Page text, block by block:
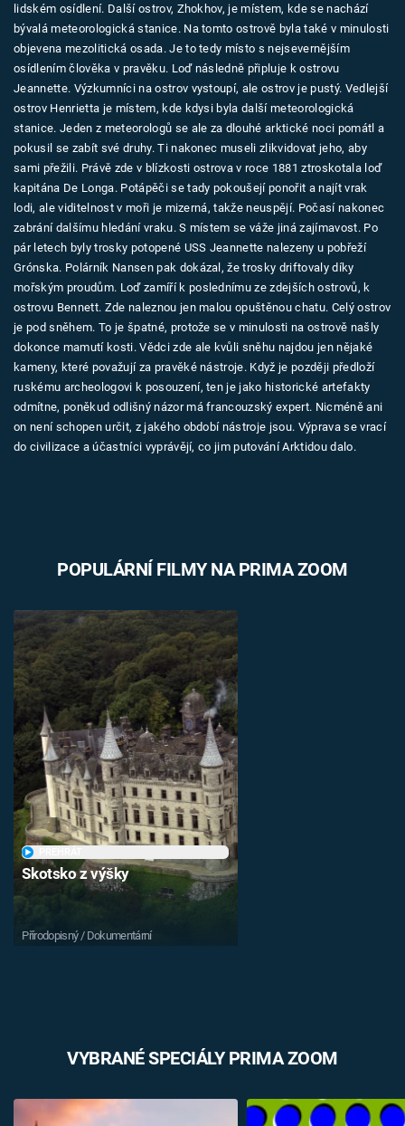
Sledujte nás
lidském osídlení. Další ostrov, Zhokhov, je místem, kde se nachází
bývalá meteorologická stanice. Na tomto ostrově byla také v minulosti
objevena mezolitická osada. Je to tedy místo s nejsevernějším
osídlením člověka v pravěku. Loď následně připluje k ostrovu
Jeannette. Výzkumníci na ostrov vystoupí, ale ostrov je pustý. Vedlejší
ostrov Henrietta je místem, kde kdysi byla další meteorologická
stanice. Jeden z meteorologů se ale za dlouhé arktické noci pomátl a
pokusil se zabít své druhy. Ti nakonec museli zlikvidovat jeho, aby
sami přežili. Právě zde v blízkosti ostrova v roce 1881 ztroskotala loď
kapitána De Longa. Potápěči se tady pokoušejí ponořit a najít vrak
lodi, ale viditelnost v moři je mizerná, takže neuspějí. Počasí nakonec
zabrání dalšímu hledání vraku. S místem se váže jiná zajímavost. Po
pár letech byly trosky potopené USS Jeannette nalezeny u pobřeží
Grónska. Polárník Nansen pak dokázal, že trosky driftovaly díky
mořským proudům. Loď zamíří k poslednímu ze zdejších ostrovů, k
ostrovu Bennett. Zde naleznou jen malou opuštěnou chatu. Celý ostrov
je pod sněhem. To je špatné, protože se v minulosti na ostrově našly
dokonce mamutí kosti. Vědci zde ale kvůli sněhu najdou jen nějaké
kameny, které považují za pravěké nástroje. Když je později předloží
ruskému archeologovi k posouzení, ten je jako historické artefakty
odmítne, poněkud odlišný názor má francouzský expert. Nicméně ani
on není schopen určit, z jakého období nástroje jsou. Výprava se vrací
do civilizace a účastníci vyprávějí, co jim putování Arktidou dalo.
POPULÁRNÍ FILMY NA PRIMA ZOOM
Skotsko z výšky
Přírodopisný / Dokumentární
VYBRANÉ SPECIÁLY PRIMA ZOOM